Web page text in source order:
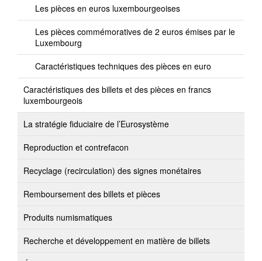
Les pièces en euros luxembourgeoises
Les pièces commémoratives de 2 euros émises par le
Luxembourg
Caractéristiques techniques des pièces en euro
Caractéristiques des billets et des pièces en francs
luxembourgeois
La stratégie fiduciaire de l’Eurosystème
Reproduction et contrefacon
Recyclage (recirculation) des signes monétaires
Remboursement des billets et pièces
Produits numismatiques
Recherche et développement en matière de billets